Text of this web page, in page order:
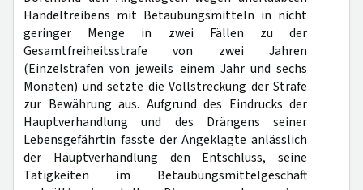
Handeltreibens mit Betäubungsmitteln in nicht
geringer Menge in zwei Fällen zu der
Gesamtfreiheitsstrafe von zwei Jahren
(Einzelstrafen von jeweils einem Jahr und sechs
Monaten) und setzte die Vollstreckung der Strafe
zur Bewährung aus. Aufgrund des Eindrucks der
Hauptverhandlung und des Drängens seiner
Lebensgefährtin fasste der Angeklagte anlässlich
der Hauptverhandlung den Entschluss, seine
Tätigkeiten im Betäubungsmittelgeschäft